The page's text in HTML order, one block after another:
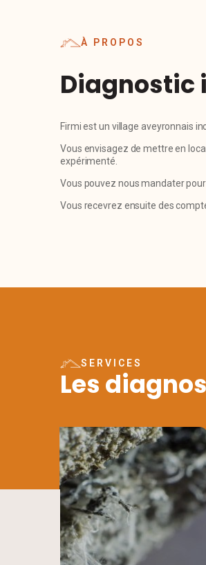
À PROPOS
Diagnostic
Firmi est un village aveyronnais
Vous envisagez de mettre en
expérimenté.
Vous pouvez nous mandater
Vous recevrez ensuite des
SERVICES
Les